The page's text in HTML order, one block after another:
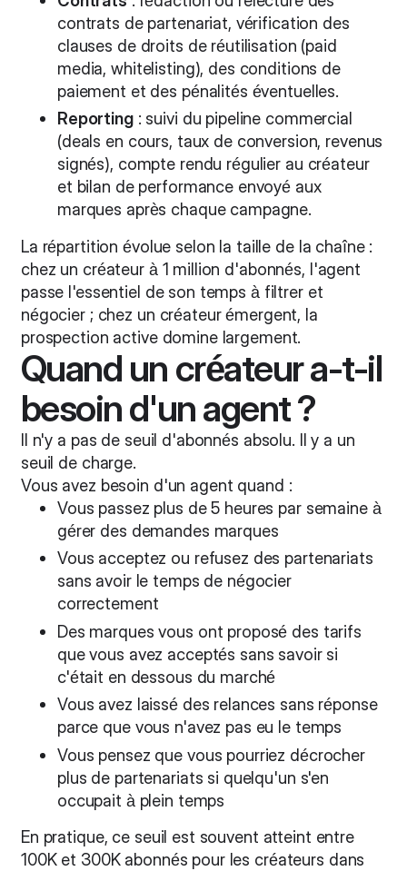
contrats de partenariat, vérification des
clauses de droits de réutilisation (paid
media, whitelisting), des conditions de
paiement et des pénalités éventuelles.
Reporting: suivi du pipeline commercial
(deals en cours, taux de conversion, revenus
signés), compte rendu régulier au créateur
et bilan de performance envoyé aux
marques après chaque campagne.
La répartition évolue selon la taille de la chaîne :
chez un créateur à 1 million d'abonnés, l'agent
passe l'essentiel de son temps à filtrer et
négocier ; chez un créateur émergent, la
prospection active domine largement.
Quand un créateur a-t-il
besoin d'un agent ?
Il n'y a pas de seuil d'abonnés absolu. Il y a un
seuil de charge.
Vous avez besoin d'un agent quand :
Vous passez plus de 5 heures par semaine à
gérer des demandes marques
Vous acceptez ou refusez des partenariats
sans avoir le temps de négocier
correctement
Des marques vous ont proposé des tarifs
que vous avez acceptés sans savoir si
c'était en dessous du marché
Vous avez laissé des relances sans réponse
parce que vous n'avez pas eu le temps
Vous pensez que vous pourriez décrocher
plus de partenariats si quelqu'un s'en
occupait à plein temps
En pratique, ce seuil est souvent atteint entre
100K et 300K abonnés pour les créateurs dans